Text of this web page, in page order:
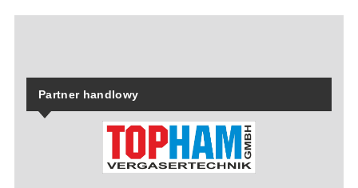
Partner handlowy